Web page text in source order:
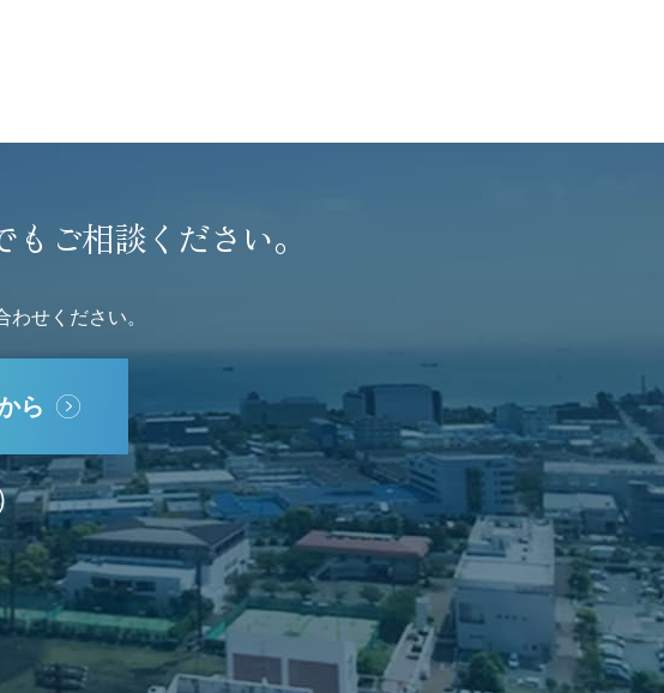
もご相談ください。
わせください。
ら